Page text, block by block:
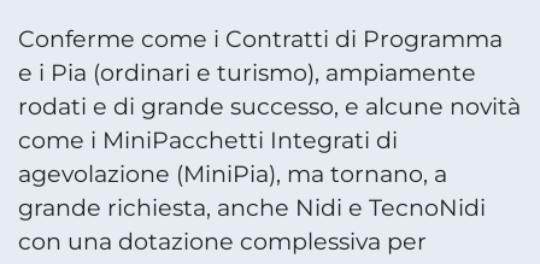
Conferme come i Contratti di Programma
e i Pia (ordinari e turismo), ampiamente
rodati e di grande successo, e alcune novità
come i MiniPacchetti Integrati di
agevolazione (MiniPia), ma tornano, a
grande richiesta, anche Nidi e TecnoNidi
con una dotazione complessiva per